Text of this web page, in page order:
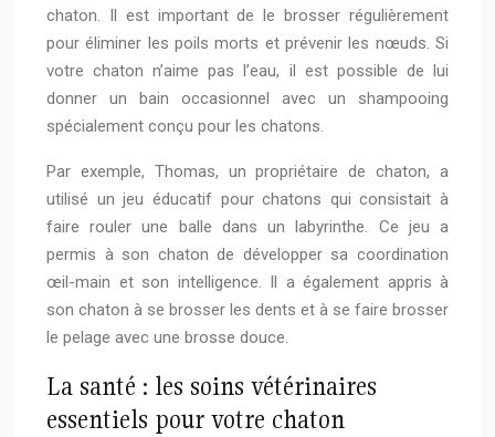
chaton. Il est important de le brosser régulièrement
pour éliminer les poils morts et prévenir les nœuds. Si
votre chaton n’aime pas l’eau, il est possible de lui
donner un bain occasionnel avec un shampooing
spécialement conçu pour les chatons.
Par exemple, Thomas, un propriétaire de chaton, a
utilisé un jeu éducatif pour chatons qui consistait à
faire rouler une balle dans un labyrinthe. Ce jeu a
permis à son chaton de développer sa coordination
œil-main et son intelligence. Il a également appris à
son chaton à se brosser les dents et à se faire brosser
le pelage avec une brosse douce.
La santé : les soins vétérinaires
essentiels pour votre chaton